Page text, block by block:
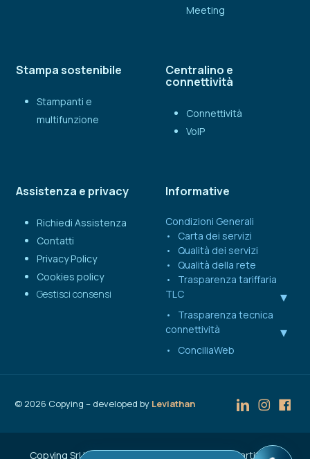
Meeting
Stampa sostenibile
Stampanti e
multifunzione
Centralino e
connettività
Connettività
VoIP
Assistenza e privacy
Richiedi Assistenza
Contatti
Privacy Policy
Cookies policy
Gestisci consensi
Informative
Condizioni Generali
Carta dei servizi
Qualità dei servizi
Qualità della rete
Trasparenza tariffaria
TLC
Trasparenza tecnica
connettività
ConciliaWeb
© 2026 Copying – developed by Leviathan
Copying Srl | Capitale Sociale € 50.000 | C.F. e Partita IVA